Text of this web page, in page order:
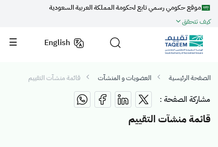
موقع حكومي رسمي تابع لحكومة المملكة العربية السعودية
كيف تتحقق
English
الصفحة الرئيسية العضويات و المنشآت قائمة منشآت التقييم
مشاركة الصفحة :
قائمة منشآت التقييم